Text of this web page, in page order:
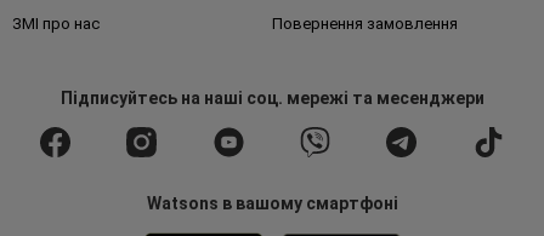
ЗМІ про нас Повернення замовлення
Підписуйтесьна наші соц. мережі та месенджери
Watsons в вашому смартфоні